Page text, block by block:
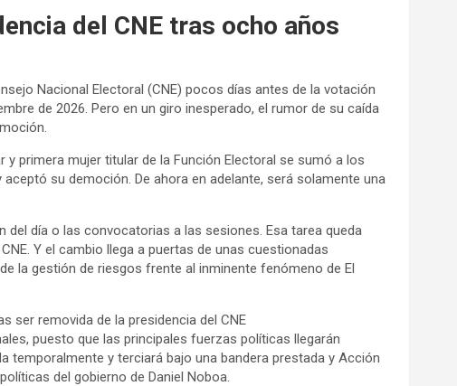
del CNE tras ocho años
Nacional Electoral (CNE) pocos días antes de la votación
de 2026. Pero en un giro inesperado, el rumor de su caída
primera mujer titular de la Función Electoral se sumó a los
su democión. De ahora en adelante, será solamente una
día o las convocatorias a las sesiones. Esa tarea queda
Y el cambio llega a puertas de unas cuestionadas
la gestión de riesgos frente al inminente fenómeno de El
ser removida de la presidencia del CNE
puesto que las principales fuerzas políticas llegarán
temporalmente y terciará bajo una bandera prestada y Acción
del gobierno de Daniel Noboa.